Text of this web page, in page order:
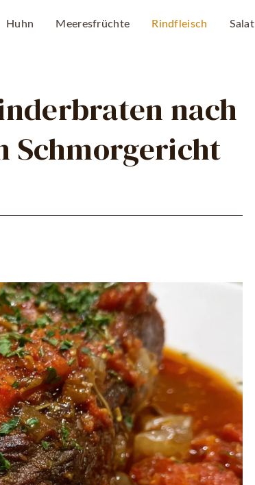
Huhn Meeresfrüchte Rindfleisch Salat
nach
Schmorgericht